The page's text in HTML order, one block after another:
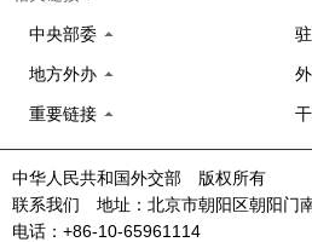
中央部委
地方外办
重要链接
中华人民共和国外交部 版权所有
联系我们 地址：北京市朝阳区朝阳
电话：+86-10-65961114